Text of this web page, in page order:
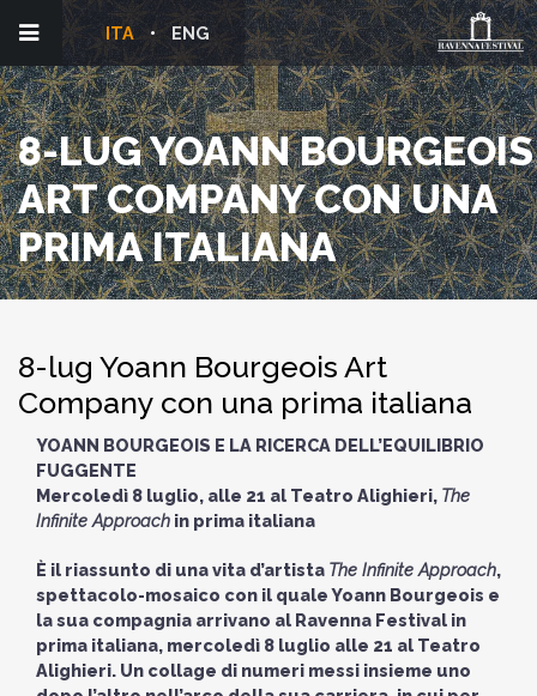
ENG
ITA
8-LUG YOANN BOURGEOIS
ART COMPANY CON UNA
PRIMA ITALIANA
8-lug Yoann Bourgeois Art
Company con una prima italiana
YOANN BOURGEOIS E LA RICERCA DELL’EQUILIBRIO
FUGGENTE
Mercoledì 8 luglio, alle 21 al Teatro Alighieri, The
Infinite Approach in prima italiana
È il riassunto di una vita d’artista The Infinite Approach,
spettacolo-mosaico con il quale Yoann Bourgeois e
la sua compagnia arrivano al Ravenna Festival in
prima italiana, mercoledì 8 luglio alle 21 al Teatro
Alighieri. Un collage di numeri messi insieme uno